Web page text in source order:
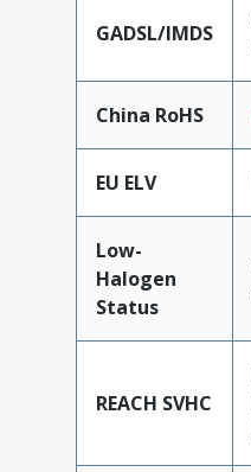
GADSL/IMDS
China RoHS
EU ELV
Low-
Halogen
Status
REACH SVHC